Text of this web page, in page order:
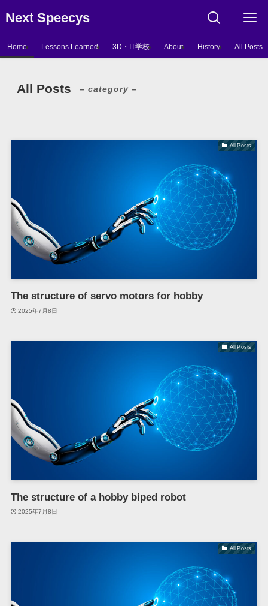
Next Speecys
Home Lessons Learned 3D・IT学校 About History All Posts
All Posts – category –
All Posts
The structure of servo motors for hobby
2025年7月8日
All Posts
The structure of a hobby biped robot
2025年7月8日
All Posts